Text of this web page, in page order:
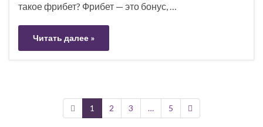
такое фрибет? Фрибет — это бонус, …
Читать далее »
1 2 3 … 5